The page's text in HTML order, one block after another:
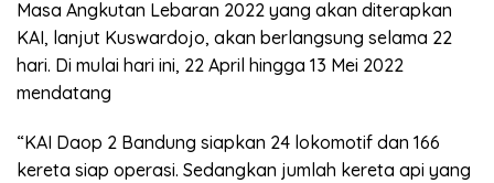
Masa Angkutan Lebaran 2022 yang akan diterapkan
KAI, lanjut Kuswardojo, akan berlangsung selama 22
hari. Di mulai hari ini, 22 April hingga 13 Mei 2022
mendatang
“KAI Daop 2 Bandung siapkan 24 lokomotif dan 166
kereta siap operasi. Sedangkan jumlah kereta api yang